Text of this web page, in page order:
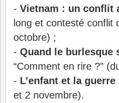
- Vietnam : un conflit
long et contesté conflit
octobre) ;
- Quand le burlesque
“Comment en rire ?”
- L’enfant et la guerre
et 2 novembre).